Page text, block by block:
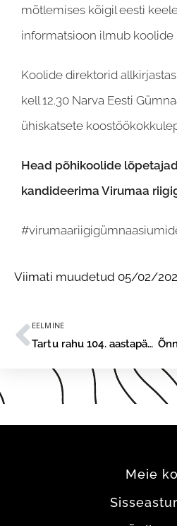
mõtlemises kõigil eesti
informatsioon ilmub
Koolide direktorid
kell 12.30 Narva Eesti
ühiskatsete
Head põhikoolide
kandideerima Virumaa
Viimati muudetud 05/02/
EELMINE
Tartu rahu 104. aastapäeva tähistamine Kohtla-Järve Gümnaasiumis
Meie